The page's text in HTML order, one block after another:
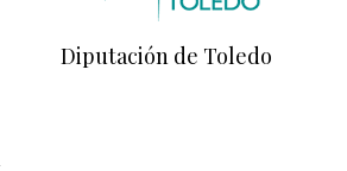
Diputación de Toledo